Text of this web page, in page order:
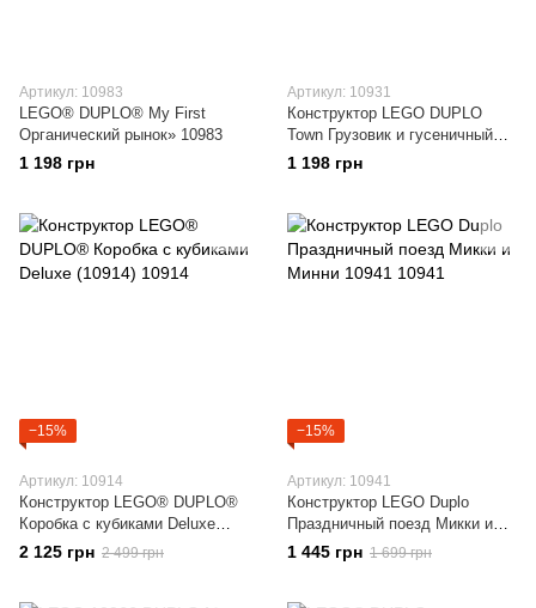
Артикул: 10983
LEGO® DUPLO® My First
Органический рынок» 10983
1 198 грн
Артикул: 10931
Конструктор LEGO DUPLO
Town Грузовик и гусеничный
экскаватор 20 деталей 10931
1 198 грн
−15%
Артикул: 10914
Конструктор LEGO® DUPLO®
Коробка с кубиками Deluxe
(10914)
2 125 грн 2 499 грн
−15%
Артикул: 10941
Конструктор LEGO Duplo
Праздничный поезд Микки и
Минни 10941
1 445 грн 1 699 грн